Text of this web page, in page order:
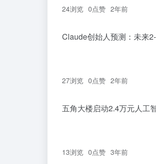
24浏览 0点赞 2年前
Claude创始人预测：未来
27浏览 0点赞 2年前
五角大楼启动2.4万元人工
13浏览 0点赞 3年前